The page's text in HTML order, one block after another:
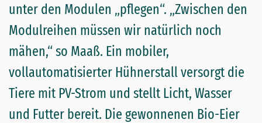
unter den Modulen „pflegen“. „Zwischen den
Modulreihen müssen wir natürlich noch
mähen,“ so Maaß. Ein mobiler,
vollautomatisierter Hühnerstall versorgt die
Tiere mit PV-Strom und stellt Licht, Wasser
und Futter bereit. Die gewonnenen Bio-Eier